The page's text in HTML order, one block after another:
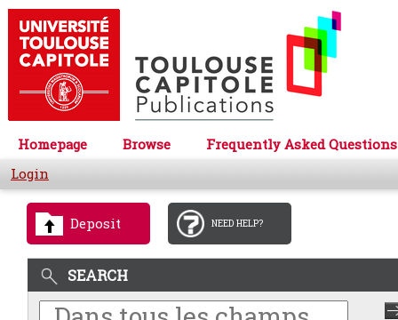
Homepage Browse
Frequently Asked Questions
Login
Deposit NEED HELP?
SEARCH